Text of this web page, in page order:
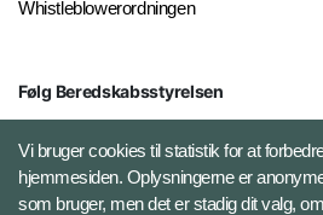
Whistleblowerordningen
Følg Beredskabsstyrelsen
X BRSdk
LinkedIn BRS-profil
Vi bruger cookies til statistik for at
hjemmesiden. Oplysningerne er
som bruger, men det er stadig dit valg,